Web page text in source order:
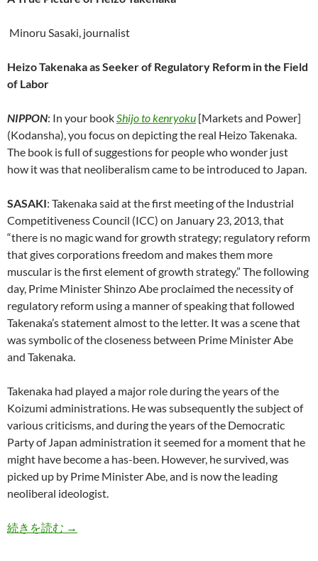
Minoru Sasaki, journalist
Heizo Takenaka as Seeker of Regulatory Reform in the Field
of Labor
NIPPON: In your bookShijo to kenryoku [Markets and Power]
(Kodansha), you focus on depicting the real Heizo Takenaka.
The book is full of suggestions for people who wonder just
how it was that neoliberalism came to be introduced to Japan.
SASAKI: Takenaka said at the first meeting of the Industrial
Competitiveness Council (ICC) on January 23, 2013, that
“there is no magic wand for growth strategy; regulatory reform
that gives corporations freedom and makes them more
muscular is the first element of growth strategy.” The following
day, Prime Minister Shinzo Abe proclaimed the necessity of
regulatory reform using a manner of speaking that followed
Takenaka’s statement almost to the letter. It was a scene that
was symbolic of the closeness between Prime Minister Abe
and Takenaka.
Takenaka had played a major role during the years of the
Koizumi administrations. He was subsequently the subject of
various criticisms, and during the years of the Democratic
Party of Japan administration it seemed for a moment that he
might have become a has-been. However, he survived, was
picked up by Prime Minister Abe, and is now the leading
neoliberal ideologist.
続きを読む 佐々木実「竹中平蔵氏の正体」英訳
→